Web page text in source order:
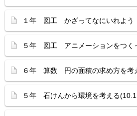
１年 図工 かざってなにいれよう
５年 図工 アニメーションをつく
６年 算数 円の面積の求め方を考
５年 石けんから環境を考える